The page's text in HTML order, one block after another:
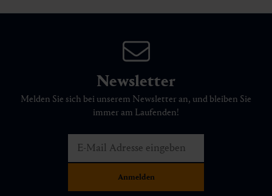
Newsletter
Melden Sie sich bei unserem Newsletter an, und bleiben Sie
immer am Laufenden!